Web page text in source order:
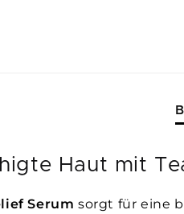
Haut mit
Serum sorgt für eine